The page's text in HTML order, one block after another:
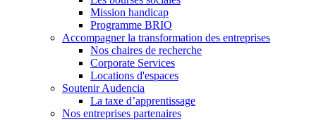
Mission handicap
Programme BRIO
Accompagner la transformation des entreprises
Nos chaires de recherche
Corporate Services
Locations d'espaces
Soutenir Audencia
La taxe d’apprentissage
Nos entreprises partenaires